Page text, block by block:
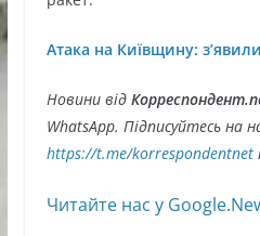
Атака на Київщину:
Новини від
WhatsApp. Підписуйтесь на
https://t.me/korrespondentnet
Читайте нас у